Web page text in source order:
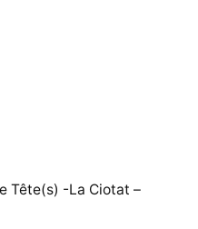
Tête(s) -La Ciotat –